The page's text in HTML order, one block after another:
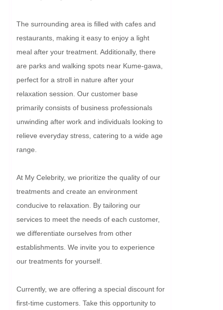
The surrounding area is filled with cafes and
restaurants, making it easy to enjoy a light
meal after your treatment. Additionally, there
are parks and walking spots near Kume-gawa,
perfect for a stroll in nature after your
relaxation session. Our customer base
primarily consists of business professionals
unwinding after work and individuals looking to
relieve everyday stress, catering to a wide age
range.
At My Celebrity, we prioritize the quality of our
treatments and create an environment
conducive to relaxation. By tailoring our
services to meet the needs of each customer,
we differentiate ourselves from other
establishments. We invite you to experience
our treatments for yourself.
Currently, we are offering a special discount for
first-time customers. Take this opportunity to